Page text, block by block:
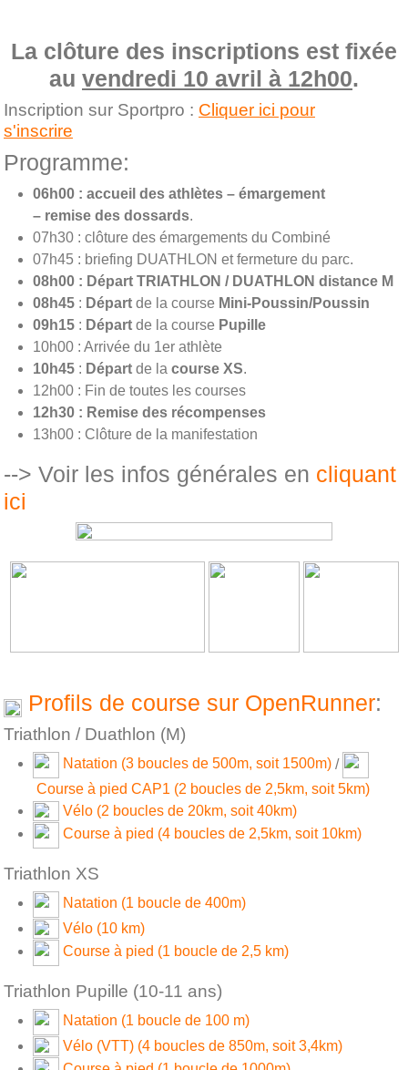
La clôture des inscriptions est fixée
au vendredi 10 avril à 12h00.
Inscription sur Sportpro : Cliquer ici pour
s'inscrire
Programme:
06h00 : accueil des athlètes – émargement
– remise des dossards.
07h30 : clôture des émargements du Combiné
07h45 : briefing DUATHLON et fermeture du parc.
08h00 : Départ TRIATHLON / DUATHLON distance M
08h45 : Départ de la course Mini-Poussin/Poussin
09h15 : Départ de la course Pupille
10h00 : Arrivée du 1er athlète
10h45 : Départ de la course XS.
12h00 : Fin de toutes les courses
12h30 : Remise des récompenses
13h00 : Clôture de la manifestation
--> Voir les infos générales en cliquant
ici
Profils de course sur OpenRunner:
Triathlon / Duathlon (M)
Natation (3 boucles de 500m, soit 1500m) /
Course à pied CAP1 (2 boucles de 2,5km, soit 5km)
Vélo (2 boucles de 20km, soit 40km)
Course à pied (4 boucles de 2,5km, soit 10km)
Triathlon XS
Natation (1 boucle de 400m)
Vélo (10 km)
Course à pied (1 boucle de 2,5 km)
Triathlon Pupille (10-11 ans)
Natation (1 boucle de 100 m)
Vélo (VTT) (4 boucles de 850m, soit 3,4km)